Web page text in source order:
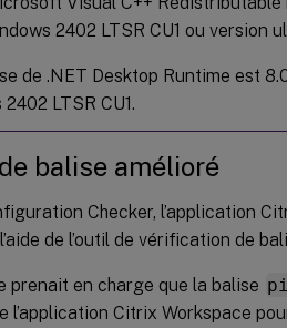
2402 LTSR CU1 ou version
de .NET Desktop Runtime est
LTSR CU1.
balise amélioré
Checker, l’application
de l’outil de vérification de
prenait en charge que la balise
l’application Citrix Workspace